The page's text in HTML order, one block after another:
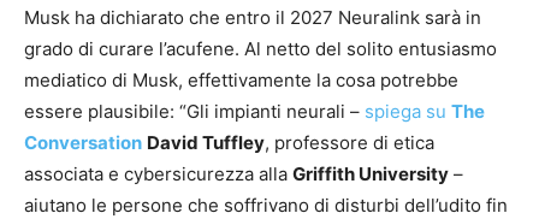
Musk ha dichiarato che entro il 2027 Neuralink sarà in
grado di curare l’acufene. Al netto del solito entusiasmo
mediatico di Musk, effettivamente la cosa potrebbe
essere plausibile: “Gli impianti neurali – spiega su The
Conversation David Tuffley, professore di etica
associata e cybersicurezza alla Griffith University –
aiutano le persone che soffrivano di disturbi dell’udito fin